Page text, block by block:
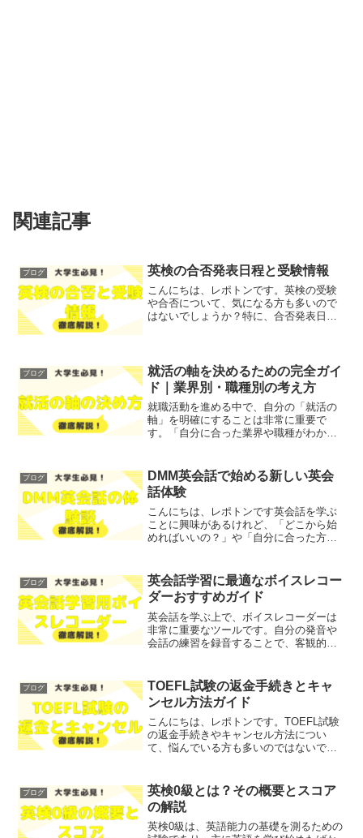
関連記事
ブログ 英検の合否発表日程と受験情報
こんにちは、レポトンです。英検の受験
や合否について、気になる方も多いので
はないでしょうか？特に、合否発表日程
すく解説します！レポトン...
ブログ
就活の軸を決めるための完全ガイ
ド｜業界別・職種別の考え方
就職活動を進める中で、自分の「就活の
軸」を明確にすることは非常に重要で
す。「自分に合った業界や職種がわから
多いのではないでしょうか？そこで今回
は、就活の軸を決めるための...
ブログ
DMM英会話で始める新しい英会
話体験
こんにちは、レポトンです英会話を学ぶ
ことに興味があるけれど、「どこから始
めればいいの？」や「自分に合った方法
そこで今回は、DMM英会話を利用して新
しい英会話体験を始める...
ブログ
英会話学習に最適なボイスレコー
ダーおすすめガイド
英会話を学ぶ上で、ボイスレコーダーは
非常に重要なツールです。自分の発音や
会話の練習を録音することで、客観的に
ばいいのか分からない」「機能が多すぎ
て迷ってしまう」といった...
ブログ
TOEFL試験の返金手続きとキャ
ンセル方法ガイド
こんにちは、レポトンです。TOEFL試験
の返金手続きやキャンセル方法につい
て、悩んでいる方も多いのではないでし
かりやすく解説します！レポトンこの記
事は次のような人に...
ブログ
英検0級とは？その概要とスコア
の解説
英検0級は、英語能力の基礎を測るための